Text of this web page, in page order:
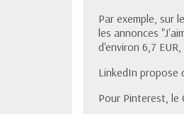
Par exemple, sur
les annonces
d'environ 6,7
LinkedIn propose
Pour Pinterest, le